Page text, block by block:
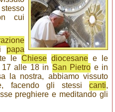
cui
papa
le Chiese diocesane e le
17 alle 18 in San Pietro e in
la nostra, abbiamo vissuto
facendo gli stessi canti,
preghiere e meditando gli